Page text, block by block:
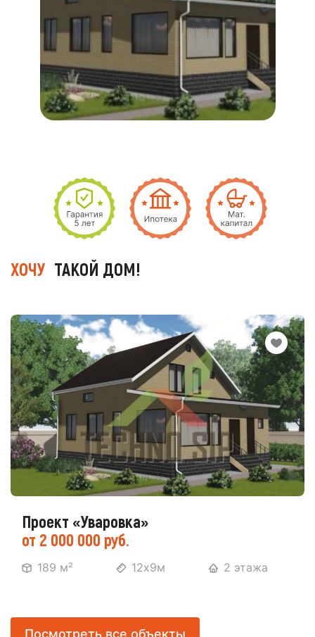
ХОЧУ ТАКОЙ ДОМ!
Проект «Уваровка»
от 2 000 000 руб.
189 м² 12х9м 2 этажа
Посмотреть все объекты